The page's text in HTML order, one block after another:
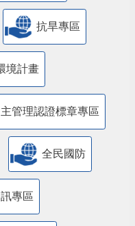
抗旱專區
境計畫
管理認證標章專區
全民國防
專區